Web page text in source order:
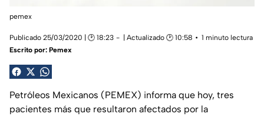
pemex
Publicado 25/03/2020 | 🕑 18:23 | Actualizado 🕑 10:58
1 minuto lectura
Escrito por: Pemex
Petróleos Mexicanos (PEMEX) informa que hoy, tres
pacientes más que resultaron afectados por la